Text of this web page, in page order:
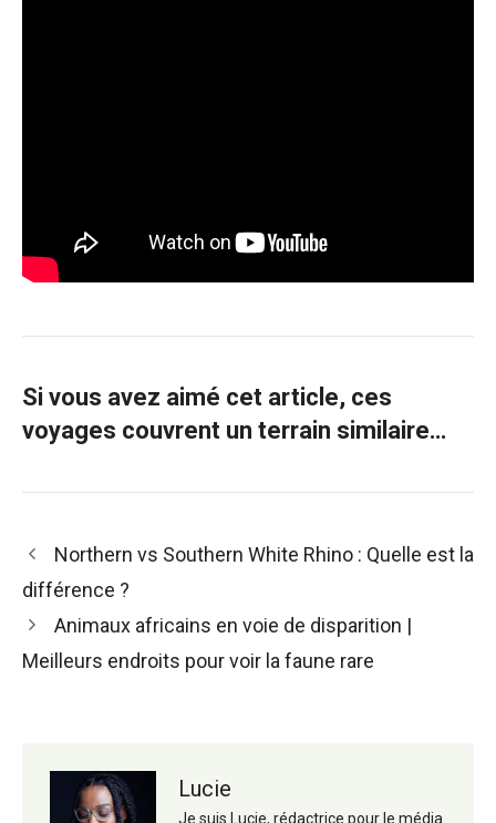
Si vous avez aimé cet article, ces
voyages couvrent un terrain similaire…
Navigation
des
Northern vs Southern White Rhino : Quelle est la
différence ?
Animaux africains en voie de disparition |
Meilleurs endroits pour voir la faune rare
Lucie
Je suis Lucie, rédactrice pour le média